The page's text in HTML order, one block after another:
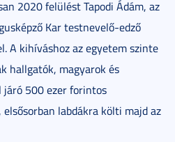
2020 felülést Tapodi Ádám, az
Kar testnevelő-edző
A kihíváshoz az egyetem szinte
hallgatók, magyarok és
járó 500 ezer forintos
labdákra költi majd az